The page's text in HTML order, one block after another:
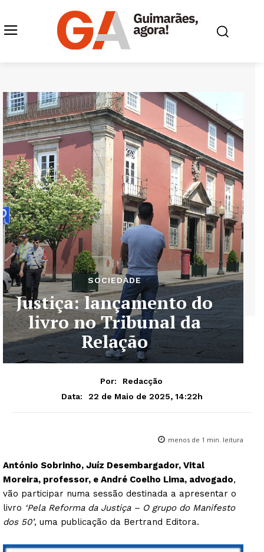
SOCIEDADE
Justiça: lançamento do
livro no Tribunal da
Relação
Por:
Redacção
Data:
22 de Maio de 2025, 14:22h
menos de 1 min. leitura
António Sobrinho, Juíz Desembargador, Vital
Moreira, professor, e André Coelho Lima, advogado,
vão participar numa sessão destinada a apresentar o
livro ‘Pela Reforma da Justiça – O grupo do Manifesto
dos 50’, uma publicação da Bertrand Editora.